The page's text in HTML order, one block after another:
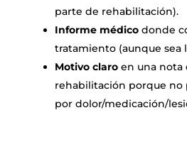
parte de rehabilitación).
Informe médicodonde
tratamiento (aunque sea
Motivo claroen una nota
rehabilitación porque no
por dolor/medicación/